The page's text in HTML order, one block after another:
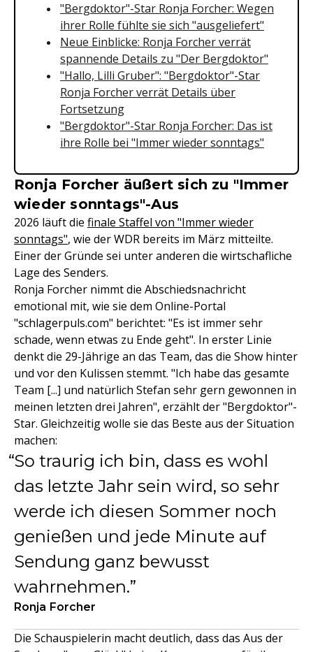
"Bergdoktor"-Star Ronja Forcher: Wegen
ihrer Rolle fühlte sie sich "ausgeliefert"
Neue Einblicke: Ronja Forcher verrät
spannende Details zu "Der Bergdoktor"
"Hallo, Lilli Gruber": "Bergdoktor"-Star
Ronja Forcher verrät Details über
Fortsetzung
"Bergdoktor"-Star Ronja Forcher: Das ist
ihre Rolle bei "Immer wieder sonntags"
Ronja Forcher äußert sich zu "Immer
wieder sonntags"-Aus
2026 läuft die finale Staffel von "Immer wieder
sonntags", wie der WDR bereits im März mitteilte.
Einer der Gründe sei unter anderen die wirtschafliche
Lage des Senders.
Ronja Forcher nimmt die Abschiedsnachricht
emotional mit, wie sie dem Online-Portal
"schlagerpuls.com" berichtet: "Es ist immer sehr
schade, wenn etwas zu Ende geht". In erster Linie
denkt die 29-Jährige an das Team, das die Show hinter
und vor den Kulissen stemmt. "Ich habe das gesamte
Team [...] und natürlich Stefan sehr gern gewonnen in
meinen letzten drei Jahren", erzählt der "Bergdoktor"-
Star. Gleichzeitig wolle sie das Beste aus der Situation
machen:
So traurig ich bin, dass es wohl
das letzte Jahr sein wird, so sehr
werde ich diesen Sommer noch
genießen und jede Minute auf
Sendung ganz bewusst
wahrnehmen.
Ronja Forcher
Die Schauspielerin macht deutlich, dass das Aus der